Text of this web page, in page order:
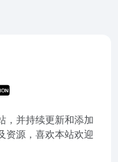
，并持续更新和添加
资源，喜欢本站欢迎